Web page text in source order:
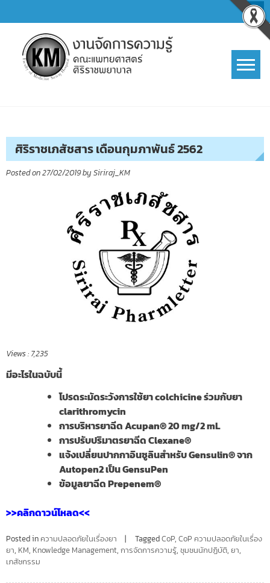
to
content
ศิริราชเภสัชสาร เดือนกุมภาพันธ์ 2562
Posted on27/02/2019by Siriraj_KM
Views : 7,235
มีอะไรในฉบับนี้
โปรดระมัดระวังการใช้ยาcolchicine ร่วมกับยา
clarithromycin
การบริหารยาฉีดAcupan® 20 mg/2 mL
การปรับปริมาตรยาฉีดClexane®
แจ้งเปลี่ยนปากกาอินซูลินสำหรับGensulin® จาก
Autopen2 เป็น GensuPen
ข้อมูลยาฉีดPrepenem®
>>คลิกดาวน์โหลด<<
Posted in ความปลอดภัยในเรื่องยา TaggedCoP, CoP ความปลอดภัยในเรื่อง
ยา, KM, Knowledge Management, การจัดการความรู้, ชุมชนนักปฏิบัติ, ยา,
เภสัชกรรม